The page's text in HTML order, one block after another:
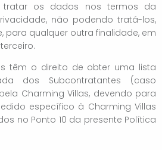
os dados nos termos da
não podendo tratá-los,
para qualquer outra finalidade, em
têm o direito de obter uma lista
dos Subcontratantes (caso
Charming Villas, devendo para
específico à Charming Villas
no Ponto 10 da presente Política